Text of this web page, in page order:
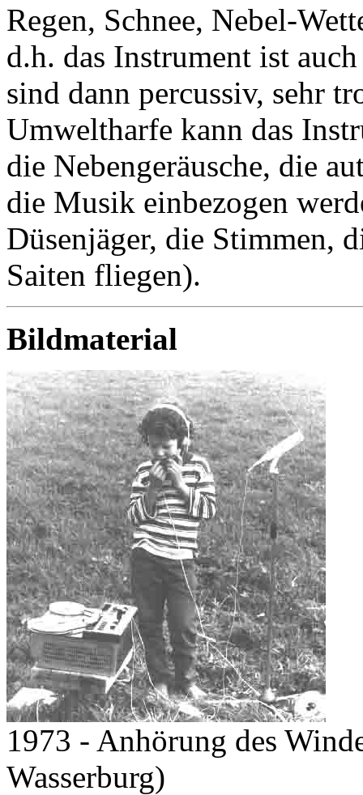
Regen, Schnee, Nebel-
d.h. das Instrument ist
sind dann percussiv, sehr
Umweltharfe kann das
die Nebengeräusche, die
die Musik einbezogen
Düsenjäger, die Stimmen,
Saiten fliegen).
Bildmaterial
1973 - Anhörung des
Wasserburg)